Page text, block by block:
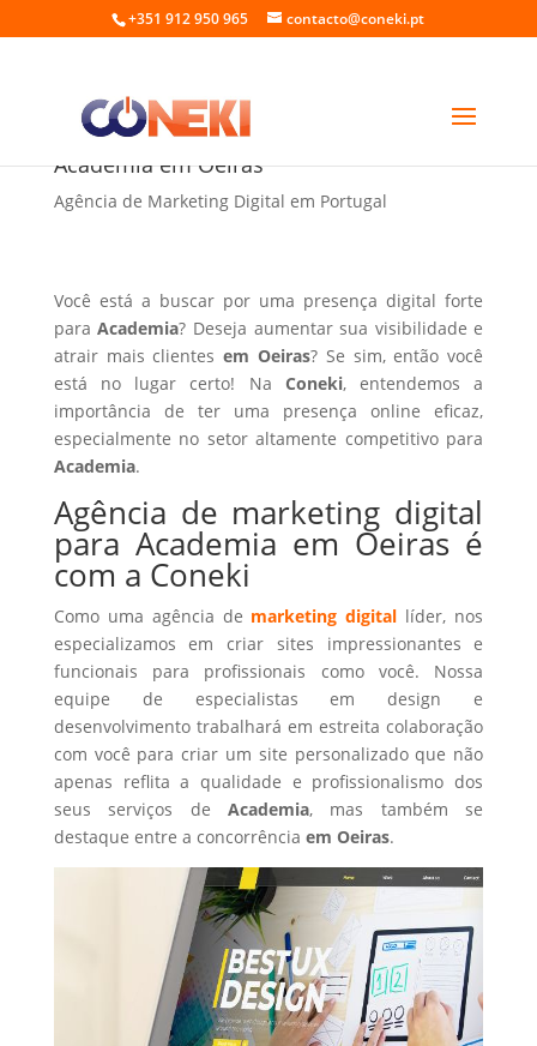
+351 912 950 965 contacto@coneki.pt
Agência de marketing digital para
Academia em Oeiras
Agência de Marketing Digital em Portugal
Você está a buscar por uma presença digital forte
paraAcademia? Deseja aumentar sua visibilidade e
atrair mais clientesem Oeiras? Se sim, então você
está no lugar certo! Na Coneki, entendemos a
importância de ter uma presença online eficaz,
especialmente no setor altamente competitivo para
Academia.
Agência de marketing digital
para Academia em Oeiras é
com a Coneki
Como uma agência de marketing digital líder, nos
especializamos em criar sites impressionantes e
funcionais para profissionais como você. Nossa
equipe de especialistas em design e
desenvolvimento trabalhará em estreita colaboração
com você para criar um site personalizado que não
apenas reflita a qualidade e profissionalismo dos
seus serviços de Academia, mas também se
destaque entre a concorrência em Oeiras.